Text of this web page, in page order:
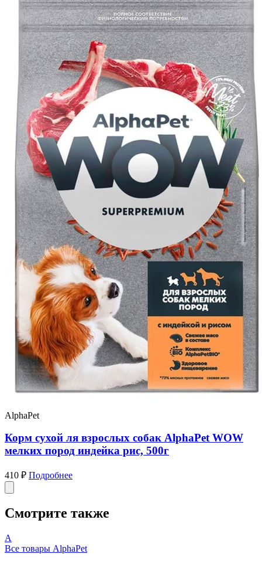
AlphaPet
Корм сухой ля взрослых собак AlphaPet WOW
мелких пород индейка рис, 500г
410 ₽ Подробнее
Смотрите также
A
Все товары AlphaPet